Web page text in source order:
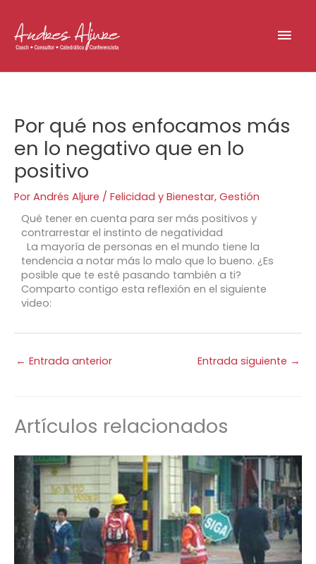
contenido
Por qué nos enfocamos más
en lo negativo que en lo
positivo
Por Andrés Aljure / Felicidad y Bienestar, Gestión
Qué tener en cuenta para ser más positivos y
contrarrestar el instinto de negatividad
La mayoría de personas en el mundo tiene la
tendencia a notar más lo malo que lo bueno. ¿Es
posible que te esté pasando también a ti?
Comparto contigo esta reflexión en el siguiente
video:
← Entrada anterior Entrada siguiente →
Artículos relacionados